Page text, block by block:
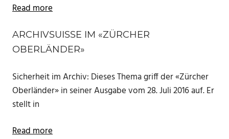
Read more
ARCHIVSUISSE IM «ZÜRCHER
OBERLÄNDER»
Sicherheit im Archiv: Dieses Thema griff der «Zürcher
Oberländer» in seiner Ausgabe vom 28. Juli 2016 auf. Er
stellt in
Read more